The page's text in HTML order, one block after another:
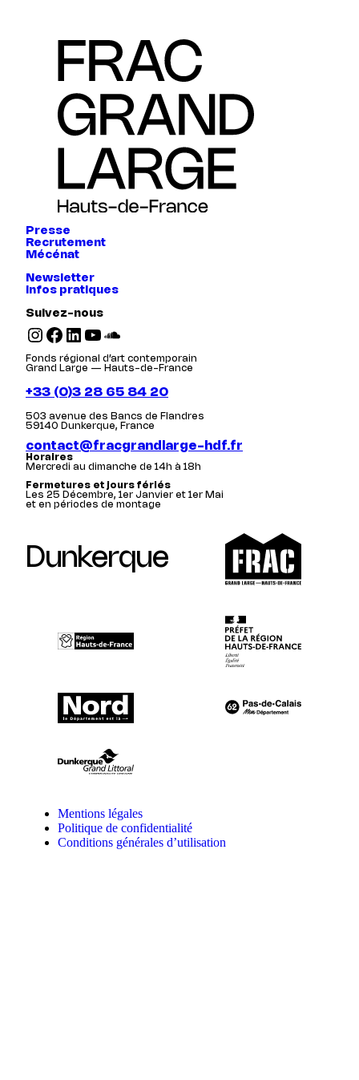
Presse
Recrutement
Mécénat
Newsletter
Infos pratiques
Suivez-nous
Instagram Facebook LinkedIn YouTube SoundCloud
Fonds régional d’art contemporain
Grand Large — Hauts-de-France
+33 (0)3 28 65 84 20
503 avenue des Bancs de Flandres
59140 Dunkerque, France
contact@fracgrandlarge-hdf.fr
Horaires
Mercredi au dimanche de 14h à 18h
Fermetures et jours fériés
Les 25 Décembre, 1er Janvier et 1er Mai
et en périodes de montage
Dunkerque
Mentions légales
Politique de confidentialité
Conditions générales d’utilisation